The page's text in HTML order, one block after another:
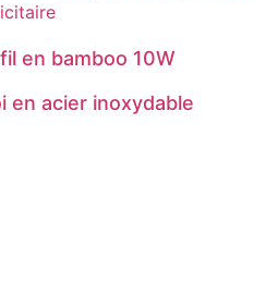
en bamboo 10W
en acier inoxydable